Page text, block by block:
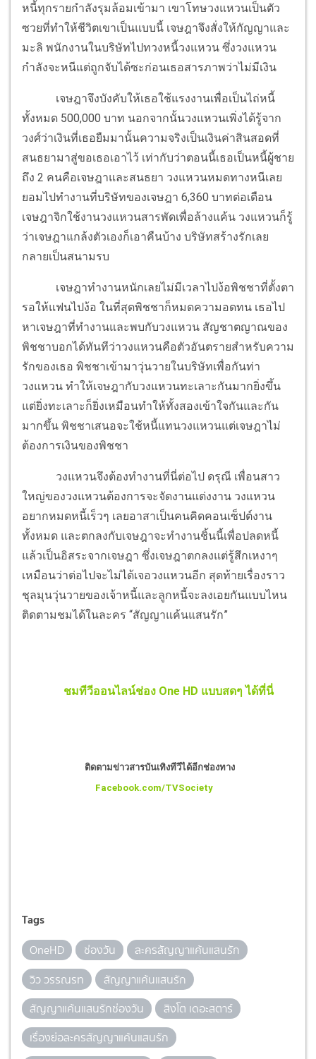
หนี้ทุกรายกำลังรุมล้อมเข้ามา เขาโทษวงแหวนเป็นตัว
ซวยที่ทำให้ชีวิตเขาเป็นแบบนี้ เจษฎาจึงสั่งให้กัญญาและ
มะลิ พนักงานในบริษัทไปทวงหนี้วงแหวน ซึ่งวงแหวน
กำลังจะหนีแต่ถูกจับได้ซะก่อนเธอสารภาพว่าไม่มีเงิน
เจษฎาจึงบังคับให้เธอใช้แรงงานเพื่อเป็นไถ่หนี้
ทั้งหมด 500,000 บาท นอกจากนั้นวงแหวนเพิ่งได้รู้จาก
วงศ์ว่าเงินที่เธอยืมมานั้นความจริงเป็นเงินค่าสินสอดที่
สนธยามาสู่ขอเธอเอาไว้ เท่ากับว่าตอนนี้เธอเป็นหนี้ผู้ชาย
ถึง 2 คนคือเจษฎาและสนธยา วงแหวนหมดทางหนีเลย
ยอมไปทำงานที่บริษัทของเจษฎา 6,360 บาทต่อเดือน
เจษฎาจิกใช้งานวงแหวนสารพัดเพื่อล้างแค้น วงแหวนก็รู้
ว่าเจษฎาแกล้งตัวเองก็เอาคืนบ้าง บริษัทสร้างรักเลย
กลายเป็นสนามรบ
เจษฎาทำงานหนักเลยไม่มีเวลาไปง้อพิชชาที่ตั้งตา
รอให้แฟนไปง้อ ในที่สุดพิชชาก็หมดความอดทน เธอไป
หาเจษฎาที่ทำงานและพบกับวงแหวน สัญชาตญาณของ
พิชชาบอกได้ทันทีว่าวงแหวนคือตัวอันตรายสำหรับความ
รักของเธอ พิชชาเข้ามาวุ่นวายในบริษัทเพื่อกันท่า
วงแหวน ทำให้เจษฎากับวงแหวนทะเลาะกันมากยิ่งขึ้น
แต่ยิ่งทะเลาะก็ยิ่งเหมือนทำให้ทั้งสองเข้าใจกันและกัน
มากขึ้น พิชชาเสนอจะใช้หนี้แทนวงแหวนแต่เจษฎาไม่
ต้องการเงินของพิชชา
วงแหวนจึงต้องทำงานที่นี่ต่อไป ดรุณี เพื่อนสาว
ใหญ่ของวงแหวนต้องการจะจัดงานแต่งงาน วงแหวน
อยากหมดหนี้เร็วๆ เลยอาสาเป็นคนคิดคอนเซ็ปต์งาน
ทั้งหมด และตกลงกับเจษฎาจะทำงานชิ้นนี้เพื่อปลดหนี้
แล้วเป็นอิสระจากเจษฎา ซึ่งเจษฎาตกลงแต่รู้สึกเหงาๆ
เหมือนว่าต่อไปจะไม่ได้เจอวงแหวนอีก สุดท้ายเรื่องราว
ชุลมุนวุ่นวายของเจ้าหนี้และลูกหนี้จะลงเอยกันแบบไหน
ติดตามชมได้ในละคร “สัญญาแค้นแสนรัก”
ชมทีวีออนไลน์ช่อง One HD แบบสดๆ ได้ที่นี่
ติดตามข่าวสารบันเทิงทีวีได้อีกช่องทาง
Facebook.com/TVSociety
Tags
OneHD ช่องวัน
ละครสัญญาแค้นแสนรัก
วิว วรรณรท
สัญญาแค้นแสนรัก
สัญญาแค้นแสนรักช่องวัน
สิงโต เดอะสตาร์
เรื่องย่อละครสัญญาแค้นแสนรัก